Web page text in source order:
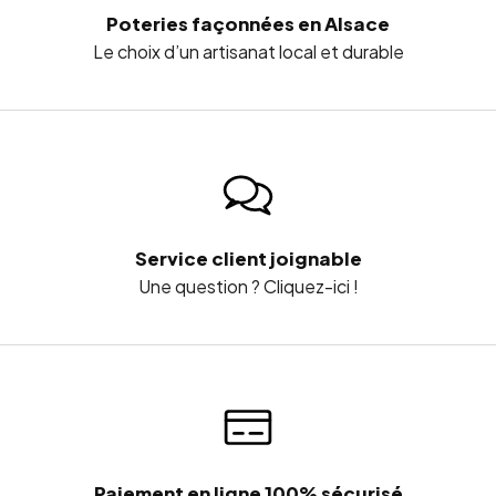
Nettoyez-le avec de l’eau tiède, une éponge douce et
les cannelures, puis laissez sécher complètement le
moule avant de le ranger.
Évitez les éponges métalliques et les poudres
Poteries façonnées en Alsace
Le choix d’un artisanat local et durable
Service client joignable
Une question ? Cliquez-ici !